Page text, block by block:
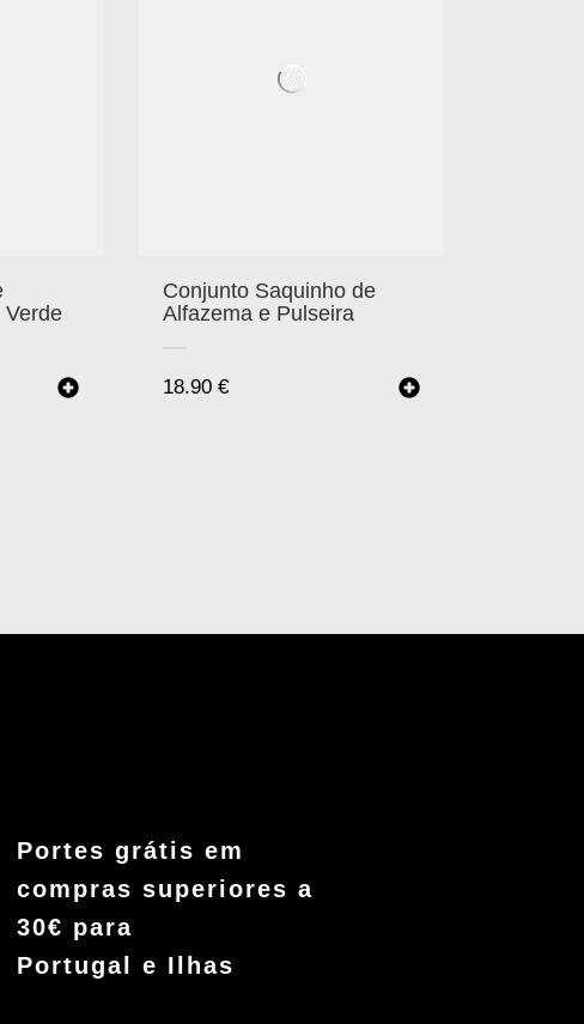
Verde
Conjunto Saquinho de
Alfazema e Pulseira
18.90 €
Portes grátis em
compras superiores a
30€ para
Portugal e Ilhas